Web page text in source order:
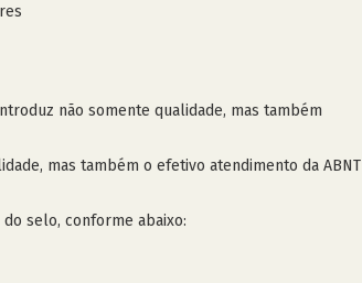
não somente qualidade, mas também
mas também o efetivo atendimento da ABNT
selo, conforme abaixo: